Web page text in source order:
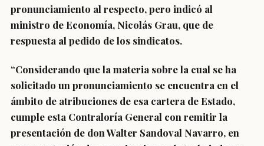
pronunciamiento al respecto, pero indicó al
ministro de Economía, Nicolás Grau, que de
respuesta al pedido de los sindicatos.
“Considerando que la materia sobre la cual se ha
solicitado un pronunciamiento se encuentra en el
ámbito de atribuciones de esa cartera de Estado,
cumple esta Contraloría General con remitir la
presentación de don Walter Sandoval Navarro, en